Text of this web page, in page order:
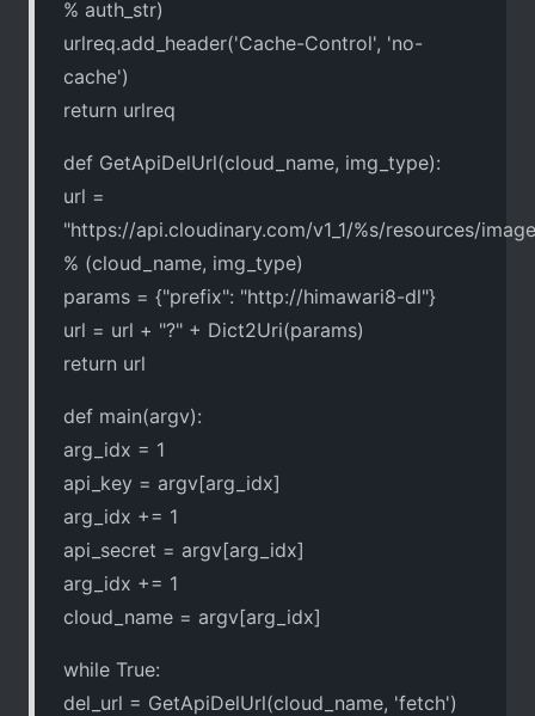
% auth_str)
urlreq.add_header('Cache-Control', 'no-
cache')
return urlreq
def GetApiDelUrl(cloud_name, img_type):
url =
"https://api.cloudinary.com/v1_1/%s/resources/
% (cloud_name, img_type)
params = {"prefix": "http://himawari8-dl"}
url = url + "?" + Dict2Uri(params)
return url
def main(argv):
arg_idx = 1
api_key = argv[arg_idx]
arg_idx += 1
api_secret = argv[arg_idx]
arg_idx += 1
cloud_name = argv[arg_idx]
while True:
del_url = GetApiDelUrl(cloud_name, 'fetch')